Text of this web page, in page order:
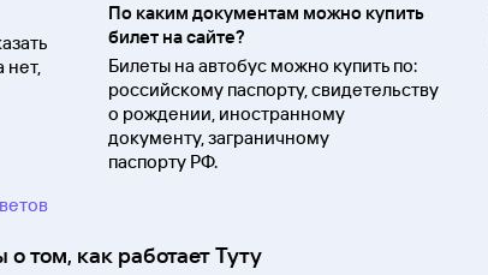
нет,
По каким документам можно купить
билет на сайте?
Билеты на автобус можно купить по:
российскому паспорту, свидетельству
о рождении, иностранному
документу, заграничному
паспорту РФ.
том, как работает Туту